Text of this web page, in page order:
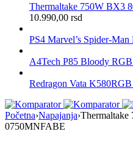
Thermaltake 750W BX3
10.990,00 rsd
PS4 Marvel’s Spider-
A4Tech P85 Bloody RGB
Redragon Vata
Početna›Napajanja›Thermaltake
0750MNFABE